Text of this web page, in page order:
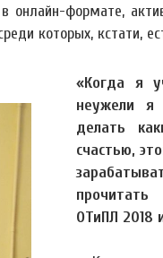
формате,
которых, кстати,
«Когда я
неужели я
делать
счастью,
ОТиПЛ 2018